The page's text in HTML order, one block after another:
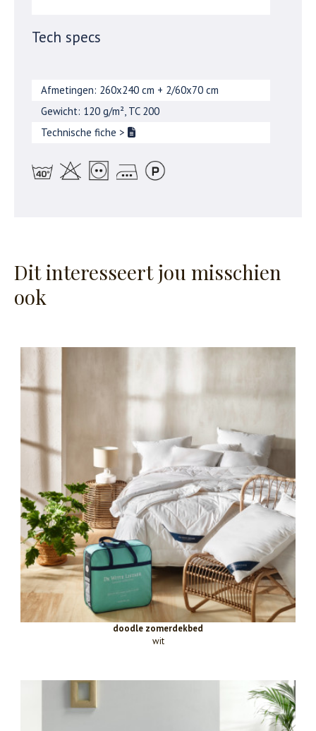
Tech specs
Afmetingen: 260x240 cm + 2/60x70 cm
Gewicht: 120 g/m², TC 200
Technische fiche >
Dit interesseert jou misschien
ook
doodle zomerdekbed
wit